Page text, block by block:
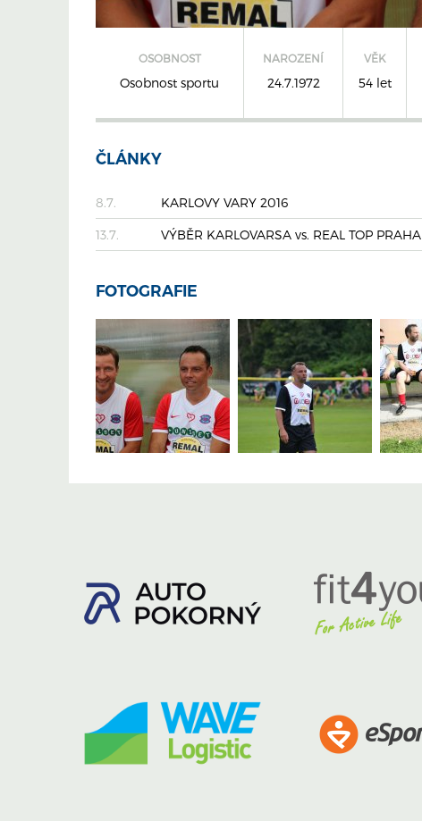
OSOBNOST
Osobnost sportu
NAROZENÍ
24.7.1972
VĚK
54 let
ČLÁNKY
8.7. KARLOVY VARY 2016
13.7. VÝBĚR KARLOVARSA vs. REAL TOP PRAHA
FOTOGRAFIE